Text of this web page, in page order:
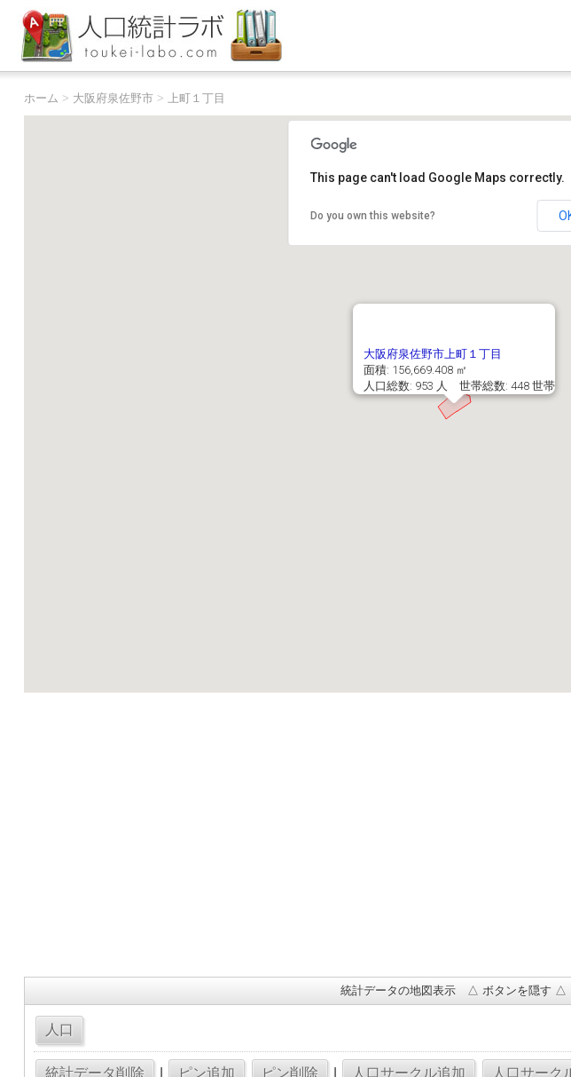
ホーム > 大阪府泉佐野市> 上町１丁目
大阪府泉佐野市上町１丁目
面積: 156,669.408 ㎡
人口総数: 953 人 世帯総数: 448 世帯
This page can't load Google Maps correctly.
Do you own this website?
統計データの地図表示 △ ボタンを隠す △